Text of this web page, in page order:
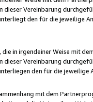
dieser Vereinbarung
den für die jeweilige
in irgendeiner Weise mit
dieser Vereinbarung
den für die
mit dem